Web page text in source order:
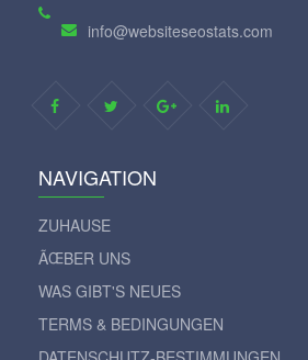
info@websiteseostats.com
NAVIGATION
ZUHAUSE
ÃŒBER UNS
WAS GIBT'S NEUES
TERMS & BEDINGUNGEN